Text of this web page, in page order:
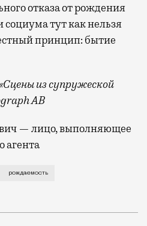
отказа от рождения
социума тут как нельзя
принцип: бытие
из супружеской
AB
— лицо, выполняющее
агента
рождаемость